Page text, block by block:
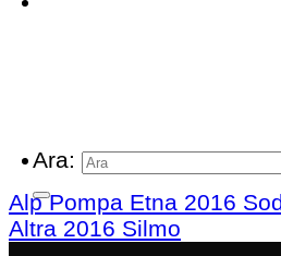
Ara:
Alp Pompa Etna 2016
Altra 2016 Silmo